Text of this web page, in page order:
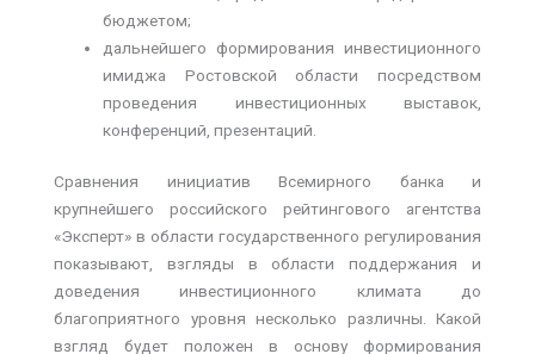
бюджетом;
дальнейшего формирования инвестиционного
имиджа Ростовской области посредством
проведения инвестиционных выставок,
конференций, презентаций.
Сравнения инициатив Всемирного банка и
крупнейшего российского рейтингового агентства
«Эксперт» в области государственного регулирования
показывают, взгляды в области поддержания и
доведения инвестиционного климата до
благоприятного уровня несколько различны. Какой
взгляд будет положен в основу формирования